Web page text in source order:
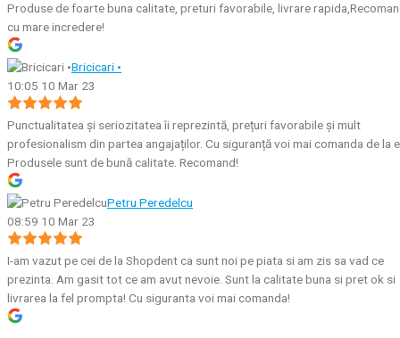
Produse de foarte buna calitate, preturi favorabile, livrare
cu mare incredere!
Bricicari •
10:05 10 Mar 23
Punctualitatea și seriozitatea îi reprezintă, prețuri favorabile și mult
profesionalism din partea angajaților. Cu siguranță voi mai comanda de la
Produsele sunt de bună calitate. Recomand!
Petru Peredelcu
08:59 10 Mar 23
I-am vazut pe cei de la Shopdent ca sunt noi pe piata si am zis sa vad ce
prezinta. Am gasit tot ce am avut nevoie. Sunt la calitate buna si pret ok si
livrarea la fel prompta! Cu siguranta voi mai comanda!